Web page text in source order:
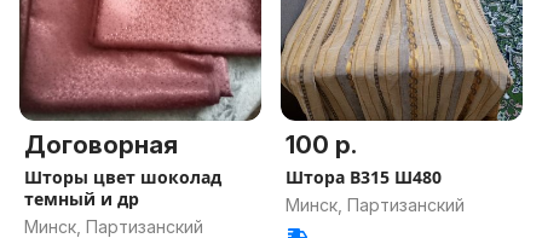
Договорная
Шторы цвет шоколад
темный и др
Минск, Партизанский
100 р.
Штора В315 Ш480
Минск, Партизанский